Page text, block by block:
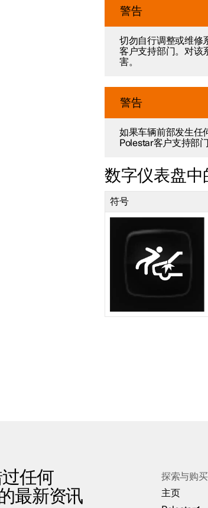
警告
切勿自行调整或维修
客户支持部门。对该
害。
警告
如果车辆前部发生任
Polestar客户支持部
数字仪表盘中
符号
任何
最新资讯
探索与购买
主页